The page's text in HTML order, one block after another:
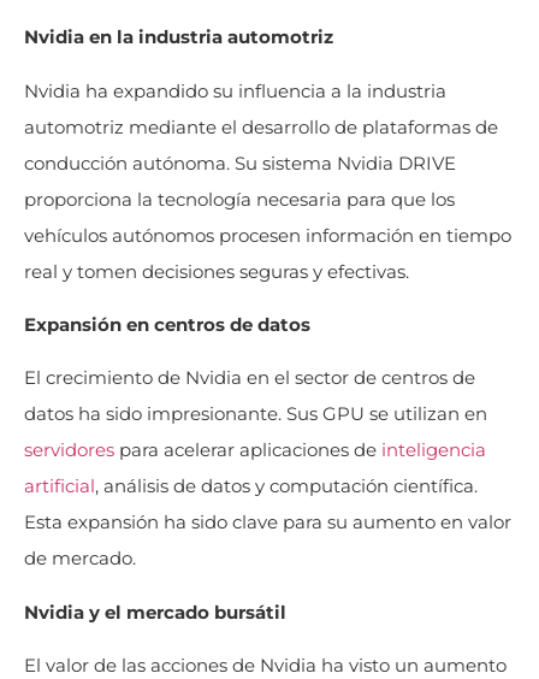
Nvidia en la industria automotriz
Nvidia ha expandido su influencia a la industria
automotriz mediante el desarrollo de plataformas de
conducción autónoma. Su sistema Nvidia DRIVE
proporciona la tecnología necesaria para que los
vehículos autónomos procesen información en tiempo
real y tomen decisiones seguras y efectivas.
Expansión en centros de datos
El crecimiento de Nvidia en el sector de centros de
datos ha sido impresionante. Sus GPU se utilizan en
servidores para acelerar aplicaciones de inteligencia
artificial, análisis de datos y computación científica.
Esta expansión ha sido clave para su aumento en valor
de mercado.
Nvidia y el mercado bursátil
El valor de las acciones de Nvidia ha visto un aumento